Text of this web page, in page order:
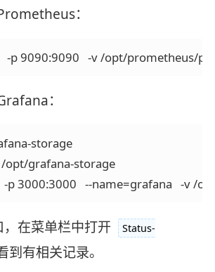
：
-p 9090:9090   -v /opt/prometheus/
：
storage
/opt/grafana-storage
-p 3000:3000   --name=grafana   -v /
在菜单栏中打开
Status-
到有相关记录。